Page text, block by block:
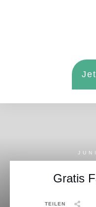
Gratis
TEILEN